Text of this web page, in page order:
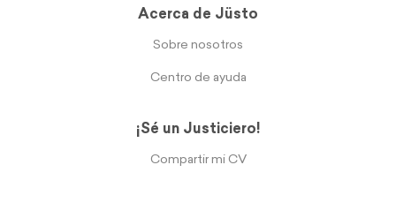
Acerca de Jüsto
Sobre nosotros
Centro de ayuda
¡Sé un Justiciero!
Compartir mi CV